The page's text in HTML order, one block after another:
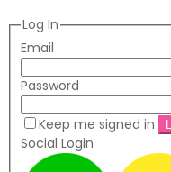
Log In
Email
Password
Keep me signed in
Social Login